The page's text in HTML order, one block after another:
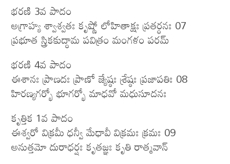
భరణి 3వ పాదం
అగ్రాహ్య శ్వాశ్వతః కృష్ణో లోహితాక్షః ప్రతర్ధనః 07
ప్రభూత స్త్రికకుద్ధామ పవిత్రం మంగళం పరమ్
భరణి 4వ పాదం
ఈశానః ప్రాణదః ప్రాణో జ్యేష్ఠః శ్రేష్ఠః ప్రజాపతిః 08
హిరణ్యగర్భో భూగర్భో మాధవో మధుసూదనః
కృత్తిక 1వ పాదం
ఈశ్వరో విక్రమీ ధన్వీ మేధావీ విక్రమః క్రమః 09
అనుత్తమో దురాధర్షః కృతజ్ఞః కృతి రాత్మవాన్